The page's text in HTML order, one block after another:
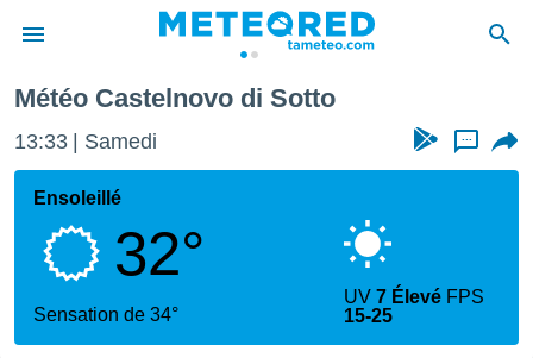
de
Météo Castelnovo di Sotto
13:33 Samedi ...
Ensoleillé
32°
Sensation de 34°
UV7 Élevé FPS
15-25